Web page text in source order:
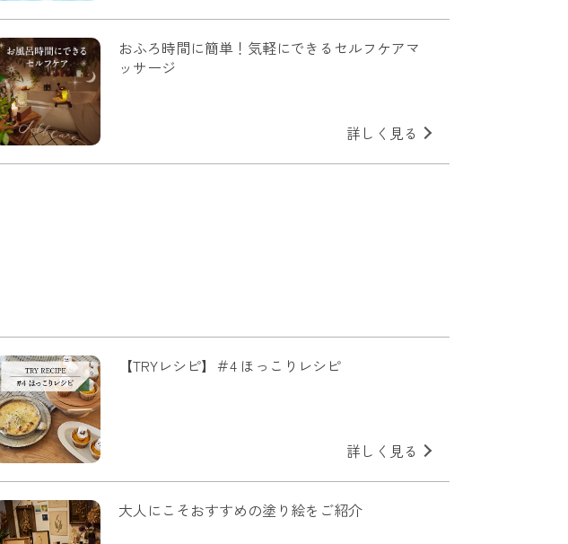
おふろ時間に簡単！気軽にできるセルフケアマ
ッサージ
詳しく見る
【TRYレシピ】＃4 ほっこりレシピ
詳しく見る
大人にこそおすすめの塗り絵をご紹介